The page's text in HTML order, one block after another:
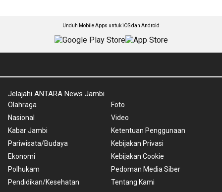
Unduh Mobile Apps untuk iOS dan Android
Jelajahi ANTARA News Jambi
Olahraga
Nasional
Kabar Jambi
Pariwisata/Budaya
Ekonomi
Polhukam
Pendidikan/Kesehatan
Foto
Video
Ketentuan Penggunaan
Kebijakan Privasi
Kebijakan Cookie
Pedoman Media Siber
Tentang Kami